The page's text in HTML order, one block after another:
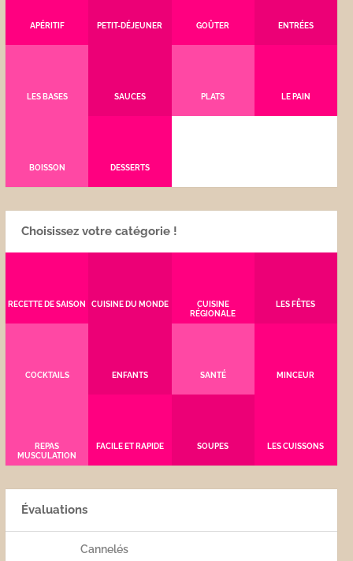
APÉRITIF PETIT-DÉJEUNER GOÛTER ENTRÉES
LES BASES SAUCES PLATS LE PAIN
BOISSON DESSERTS
Choisissez votre catégorie !
RECETTE DE SAISON CUISINE DU MONDE
CUISINE
RÉGIONALE
LES FÊTES
COCKTAILS ENFANTS SANTÉ MINCEUR
REPAS
MUSCULATION
FACILE ET RAPIDE SOUPES LES CUISSONS
Évaluations
Cannelés